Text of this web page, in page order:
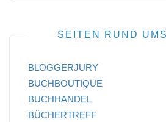
SEITEN RUND
BLOGGERJURY
BUCHBOUTIQUE
BUCHHANDEL
BÜCHERTREFF